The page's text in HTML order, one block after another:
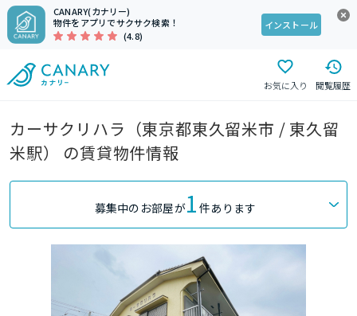
CANARY(カナリー)
物件をアプリでサクサク検索！
(4.8)
インストール
お気に入り 閲覧履歴
カーサクリハラ（東京都東久留米市 / 東久留
米駅） の賃貸物件情報
募集中のお部屋が1 件あります